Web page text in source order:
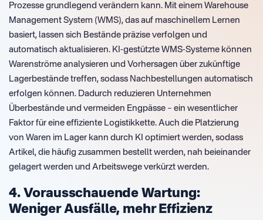
Prozesse grundlegend verändern kann. Mit einem Warehouse
Management System (WMS), das auf maschinellem Lernen
basiert, lassen sich Bestände präzise verfolgen und
automatisch aktualisieren. KI-gestützte WMS-Systeme können
Warenströme analysieren und Vorhersagen über zukünftige
Lagerbestände treffen, sodass Nachbestellungen automatisch
erfolgen können. Dadurch reduzieren Unternehmen
Überbestände und vermeiden Engpässe – ein wesentlicher
Faktor für eine effiziente Logistikkette. Auch die Platzierung
von Waren im Lager kann durch KI optimiert werden, sodass
Artikel, die häufig zusammen bestellt werden, nah beieinander
gelagert werden und Arbeitswege verkürzt werden.
4. Vorausschauende Wartung:
Weniger Ausfälle, mehr Effizienz